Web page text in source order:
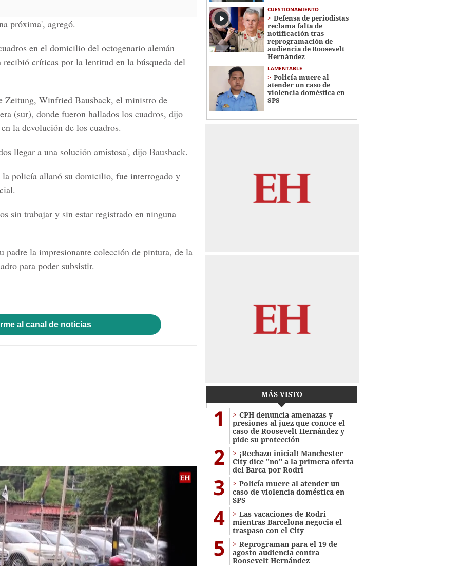
próxima', agregó.
en el domicilio del octogenario alemán
críticas por la lentitud en la búsqueda del
Zeitung, Winfried Bausback, el ministro de
(sur), donde fueron hallados los cuadros, dijo
la devolución de los cuadros.
llegar a una solución amistosa', dijo Bausback.
la policía allanó su domicilio, fue interrogado y
sin trabajar y sin estar registrado en ninguna
padre la impresionante colección de pintura, de la
para poder subsistir.
al canal de noticias
CUESTIONAMIENTO
Defensa de periodistas
reclama falta de
notificación tras
reprogramación de
audiencia de Roosevelt
Hernández
LAMENTABLE
Policía muere al
atender un caso de
violencia doméstica en
SPS
MÁS VISTO
1
CPH denuncia amenazas y
presiones al juez que conoce el
caso de Roosevelt Hernández y
pide su protección
2
¡Rechazo inicial! Manchester
City dice "no" a la primera oferta
del Barca por Rodri
3
Policía muere al atender un
caso de violencia doméstica en
SPS
4
Las vacaciones de Rodri
mientras Barcelona negocia el
traspaso con el City
5
Reprograman para el 19 de
agosto audiencia contra
Roosevelt Hernández